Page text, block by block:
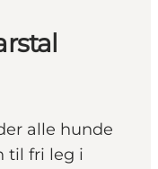
alle hunde
til fri leg i